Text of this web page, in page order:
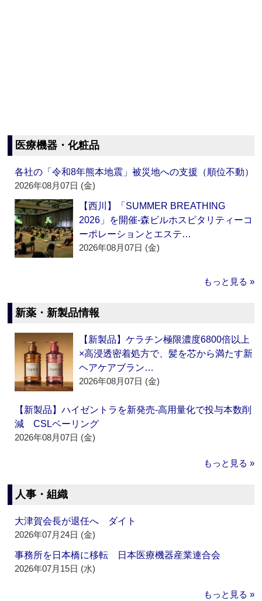
医療機器・化粧品
各社の「令和8年熊本地震」被災地への支援（順位不動）
2026年08月07日 (金)
【西川】「SUMMER BREATHING
2026」を開催‐森ビルホスピタリティーコ
ーポレーションとエステ…
2026年08月07日 (金)
もっと見る »
新薬・新製品情報
【新製品】ケラチン極限濃度6800倍以上
×高浸透密着処方で、髪を芯から満たす新
ヘアケアブラン…
2026年08月07日 (金)
【新製品】ハイゼントラを新発売‐高用量化で投与本数削
減 CSLベーリング
2026年08月07日 (金)
もっと見る »
人事・組織
大津賀会長が退任へ ダイト
2026年07月24日 (金)
事務所を日本橋に移転 日本医療機器産業連合会
2026年07月15日 (水)
もっと見る »